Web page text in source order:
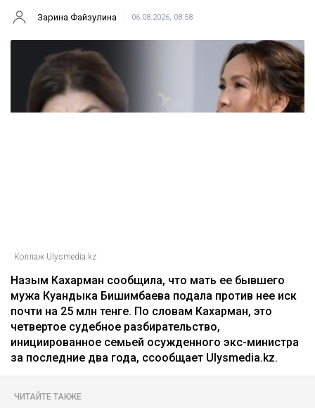
25 миллионов требует с Назым
Кахарман мать Бишимбаева
Зарина Файзулина 06.08.2026, 08:58